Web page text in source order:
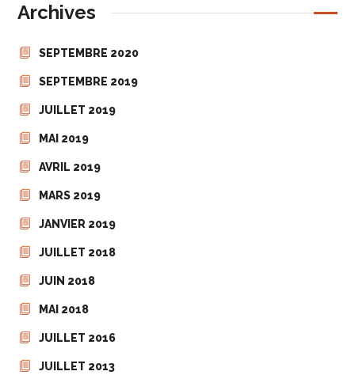
Archives
SEPTEMBRE 2020
SEPTEMBRE 2019
JUILLET 2019
MAI 2019
AVRIL 2019
MARS 2019
JANVIER 2019
JUILLET 2018
JUIN 2018
MAI 2018
JUILLET 2016
JUILLET 2013